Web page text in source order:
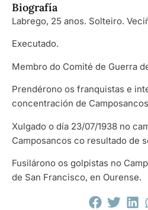
Biografía
Labrego, 25 anos. Solteiro.
Executado.
Membro do Comité de Guerra
Prendérono os franquistas e
concentración de
Xulgado o día 23/07/1938 no
Camposancos co resultado de
Fusilárono os golpistas no
de San Francisco, en Ourense.